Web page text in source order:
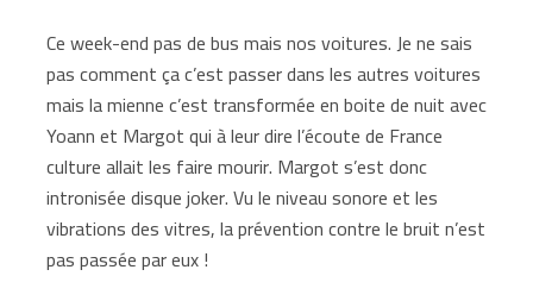
Ce week-end pas de bus mais nos voitures. Je ne sais
pas comment ça c’est passer dans les autres voitures
mais la mienne c’est transformée en boite de nuit avec
Yoann et Margot qui à leur dire l’écoute de France
culture allait les faire mourir. Margot s’est donc
intronisée disque joker. Vu le niveau sonore et les
vibrations des vitres, la prévention contre le bruit n’est
pas passée par eux !